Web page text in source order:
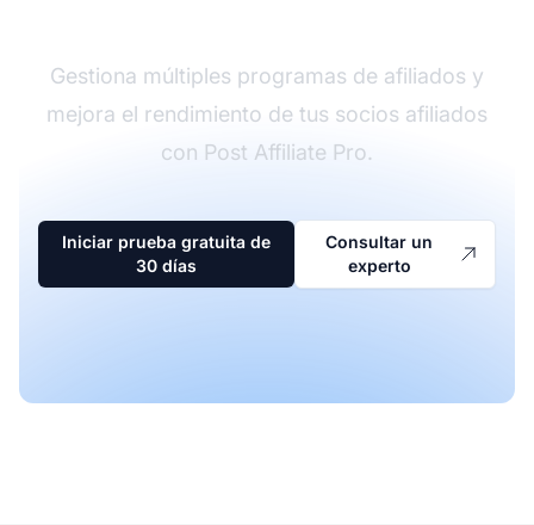
Gestiona múltiples programas de afiliados y
mejora el rendimiento de tus socios afiliados
con Post Affiliate Pro.
Iniciar prueba gratuita de
30 días
Consultar un
experto